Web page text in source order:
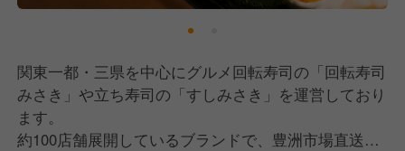
関東一都・三県を中心にグルメ回転寿司の「回転寿司
みさき」や立ち寿司の「すしみさき」を運営しており
ます。
約100店舗展開しているブランドで、豊洲市場直送の